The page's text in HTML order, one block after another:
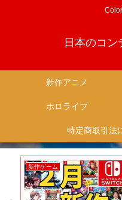
日本のコン
新作アニメ
ホロライブ
新作ゲーム